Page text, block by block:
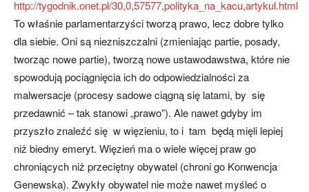
http://tygodnik.onet.pl/30,0,57577,polityka_na_kacu,artykul.html
To właśnie parlamentarzyści tworzą prawo, lecz dobre tylko
dla siebie. Oni są niezniszczalni (zmieniając partie, posady,
tworząc nowe partie), tworzą nowe ustawodawstwa, które nie
spowodują pociągnięcia ich do odpowiedzialności za
malwersacje (procesy sadowe ciągną się latami, by się
przedawnić – tak stanowi „prawo”). Ale nawet gdyby im
przyszło znaleźć się w więzieniu, to i tam będą mięli lepiej
niż biedny emeryt. Więzień ma o wiele więcej praw go
chroniących niż przeciętny obywatel (chroni go Konwencja
Genewska). Zwykły obywatel nie może nawet myśleć o